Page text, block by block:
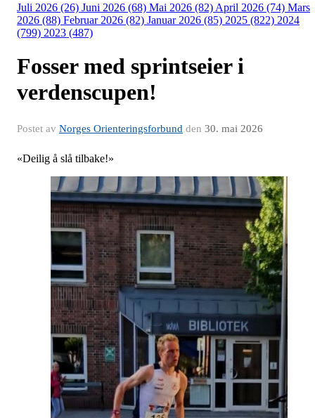
Juli 2026 (26) Juni 2026 (68) Mai 2026 (82) April 2026 (74) Mars
2026 (88) Februar 2026 (82) Januar 2026 (85) 2025 (822) 2024
(799) 2023 (487)
Fosser med sprintseier i
verdenscupen!
Postet av Norges Orienteringsforbund den 30. mai 2026
«Deilig å slå tilbake!»